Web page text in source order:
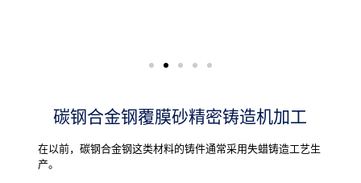
碳钢合金钢覆膜砂精密铸造机加工
在以前，碳钢合金钢这类材料的铸件通常采用失蜡铸造工艺生
产。